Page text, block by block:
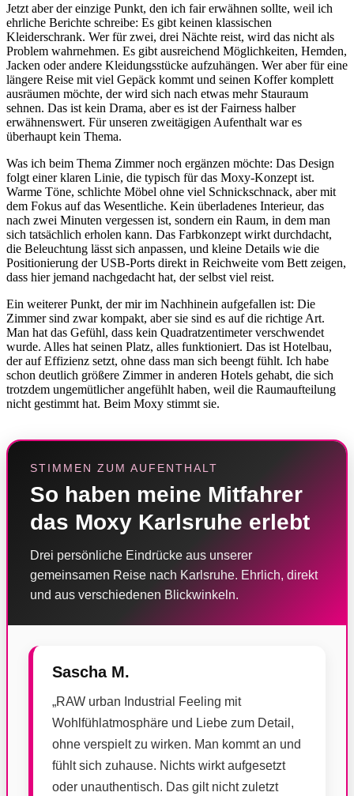
Jetzt aber der einzige Punkt, den ich fair erwähnen sollte, weil ich
ehrliche Berichte schreibe: Es gibt keinen klassischen
Kleiderschrank. Wer für zwei, drei Nächte reist, wird das nicht als
Problem wahrnehmen. Es gibt ausreichend Möglichkeiten, Hemden,
Jacken oder andere Kleidungsstücke aufzuhängen. Wer aber für eine
längere Reise mit viel Gepäck kommt und seinen Koffer komplett
ausräumen möchte, der wird sich nach etwas mehr Stauraum
sehnen. Das ist kein Drama, aber es ist der Fairness halber
erwähnenswert. Für unseren zweitägigen Aufenthalt war es
überhaupt kein Thema.
Was ich beim Thema Zimmer noch ergänzen möchte: Das Design
folgt einer klaren Linie, die typisch für das Moxy-Konzept ist.
Warme Töne, schlichte Möbel ohne viel Schnickschnack, aber mit
dem Fokus auf das Wesentliche. Kein überladenes Interieur, das
nach zwei Minuten vergessen ist, sondern ein Raum, in dem man
sich tatsächlich erholen kann. Das Farbkonzept wirkt durchdacht,
die Beleuchtung lässt sich anpassen, und kleine Details wie die
Positionierung der USB-Ports direkt in Reichweite vom Bett zeigen,
dass hier jemand nachgedacht hat, der selbst viel reist.
Ein weiterer Punkt, der mir im Nachhinein aufgefallen ist: Die
Zimmer sind zwar kompakt, aber sie sind es auf die richtige Art.
Man hat das Gefühl, dass kein Quadratzentimeter verschwendet
wurde. Alles hat seinen Platz, alles funktioniert. Das ist Hotelbau,
der auf Effizienz setzt, ohne dass man sich beengt fühlt. Ich habe
schon deutlich größere Zimmer in anderen Hotels gehabt, die sich
trotzdem ungemütlicher angefühlt haben, weil die Raumaufteilung
nicht gestimmt hat. Beim Moxy stimmt sie.
STIMMEN ZUM AUFENTHALT
So haben meine Mitfahrer
das Moxy Karlsruhe erlebt
Drei persönliche Eindrücke aus unserer
gemeinsamen Reise nach Karlsruhe. Ehrlich, direkt
und aus verschiedenen Blickwinkeln.
Sascha M.
„RAW urban Industrial Feeling mit
Wohlfühlatmosphäre und Liebe zum Detail,
ohne verspielt zu wirken. Man kommt an und
fühlt sich zuhause. Nichts wirkt aufgesetzt
oder unauthentisch. Das gilt nicht zuletzt